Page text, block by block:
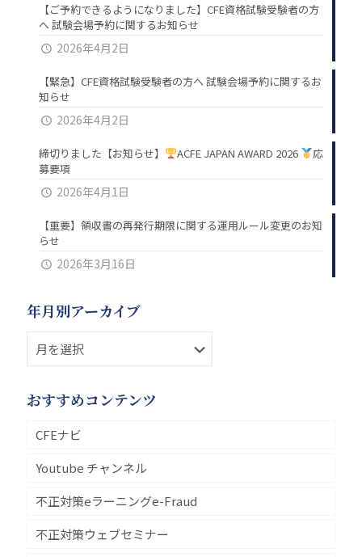
【ご予約できるようになりました】CFE資格試験受験者の方
へ 試験会場予約に関するお知らせ
2026年4月2日
【緊急】CFE資格試験受験者の方へ 試験会場予約に関するお
知らせ
2026年4月2日
締切りました【お知らせ】 ACFE JAPAN AWARD 2026
応
募要項
2026年4月1日
【重要】領収書の再発行期限に関する運用ルール変更のお知
らせ
2026年3月16日
年月別アーカイブ
おすすめコンテンツ
CFEナビ
Youtube チャンネル
不正対策eラーニングe-Fraud
不正対策ウェブセミナー